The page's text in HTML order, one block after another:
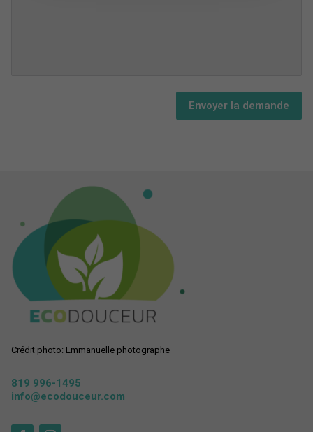
Envoyer la demande
Crédit photo: Emmanuelle photographe
819 996-1495
info@ecodouceur.com